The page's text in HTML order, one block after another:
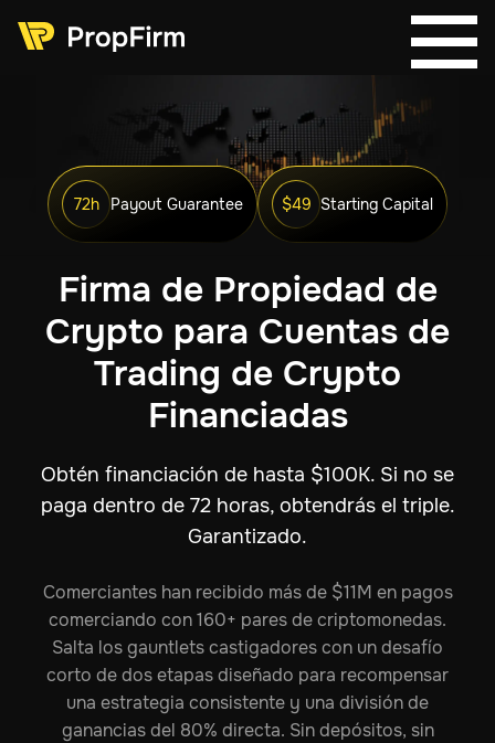
72h Payout Guarantee $49 Starting Capital
Firma de Propiedad de
Crypto para Cuentas de
Trading de Crypto
Financiadas
Obtén financiación de hasta $100K. Si no se
paga dentro de 72 horas, obtendrás el triple.
Garantizado.
Comerciantes han recibido más de $11M en pagos
comerciando con 160+ pares de criptomonedas.
Salta los gauntlets castigadores con un desafío
corto de dos etapas diseñado para recompensar
una estrategia consistente y una división de
ganancias del 80% directa. Sin depósitos, sin